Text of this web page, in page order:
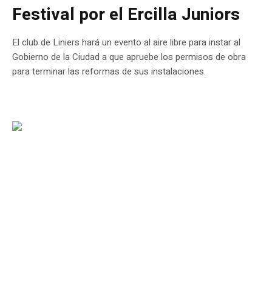
Festival por el Ercilla Juniors
El club de Liniers hará un evento al aire libre para instar al
Gobierno de la Ciudad a que apruebe los permisos de obra
para terminar las reformas de sus instalaciones.